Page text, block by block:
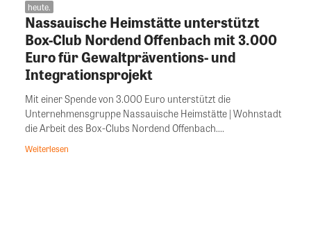
heute.
Nassauische Heimstätte unterstützt
Box-Club Nordend Offenbach mit 3.000
Euro für Gewaltpräventions- und
Integrationsprojekt
Mit einer Spende von 3.000 Euro unterstützt die
Unternehmensgruppe Nassauische Heimstätte | Wohnstadt
die Arbeit des Box-Clubs Nordend Offenbach....
Weiterlesen